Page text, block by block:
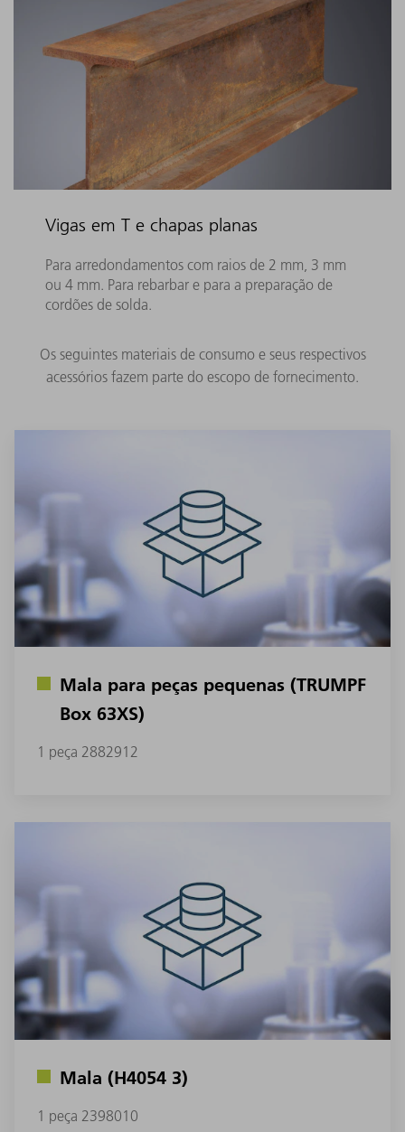
Vigas em T e chapas planas
Para arredondamentos com raios de 2 mm, 3 mm
ou 4 mm. Para rebarbar e para a preparação de
cordões de solda.
Os seguintes materiais de consumo e seus respectivos
acessórios fazem parte do escopo de fornecimento.
Mala para peças pequenas (TRUMPF
Box 63XS)
1 peça 2882912
Mala (H4054 3)
1 peça 2398010